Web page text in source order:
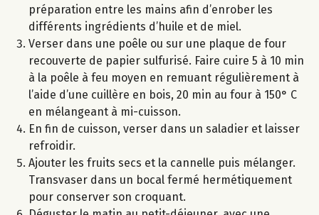
préparation entre les mains afin d’enrober les
différents ingrédients d’huile et de miel.
Verser dans une poêle ou sur une plaque de four
recouverte de papier sulfurisé. Faire cuire 5 à 10 min
à la poêle à feu moyen en remuant régulièrement à
l’aide d’une cuillère en bois, 20 min au four à 150° C
en mélangeant à mi-cuisson.
En fin de cuisson, verser dans un saladier et laisser
refroidir.
Ajouter les fruits secs et la cannelle puis mélanger.
Transvaser dans un bocal fermé hermétiquement
pour conserver son croquant.